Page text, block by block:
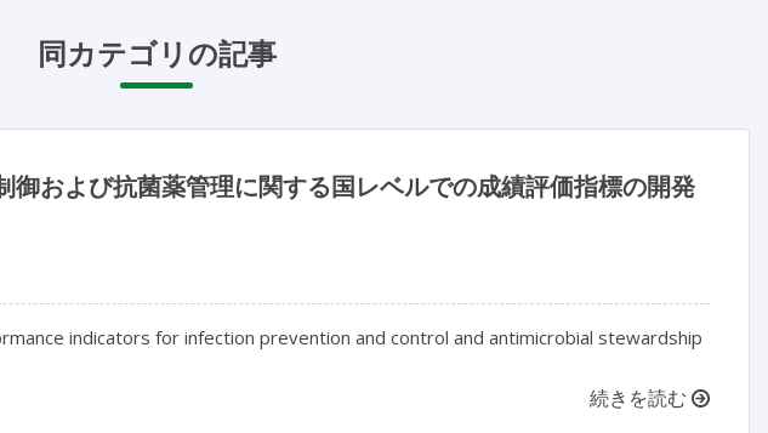
同カテゴリの記事
御および抗菌薬管理に関する国レベルでの成績評価指標の開発
indicators for infection prevention and control and antimicrobial stewardship
続きを読む